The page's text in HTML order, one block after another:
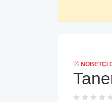
NÖBETÇI